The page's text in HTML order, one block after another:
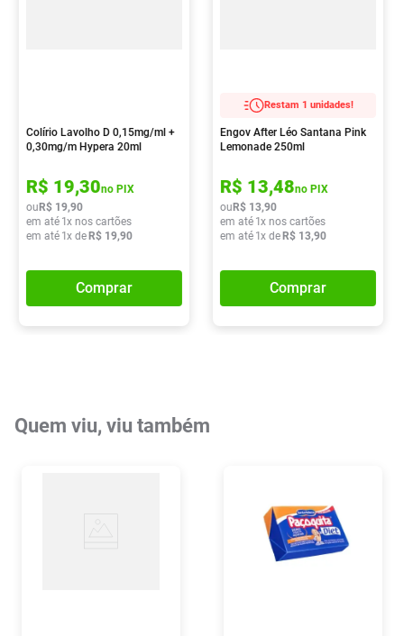
Colírio Lavolho D 0,15mg/ml +
0,30mg/m Hypera 20ml
R$ 19,30no PIX
ou R$ 19,90
em até 1x nos cartões
em até 1x de R$ 19,90
Comprar
Restam 1 unidades!
Engov After Léo Santana Pink
Lemonade 250ml
R$ 13,48no PIX
ou R$ 13,90
em até 1x nos cartões
em até 1x de R$ 13,90
Comprar
Quem viu, viu também